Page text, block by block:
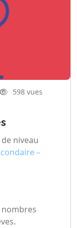
598 vues
de niveau
–